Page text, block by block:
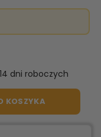
dni roboczych
KOSZYKA